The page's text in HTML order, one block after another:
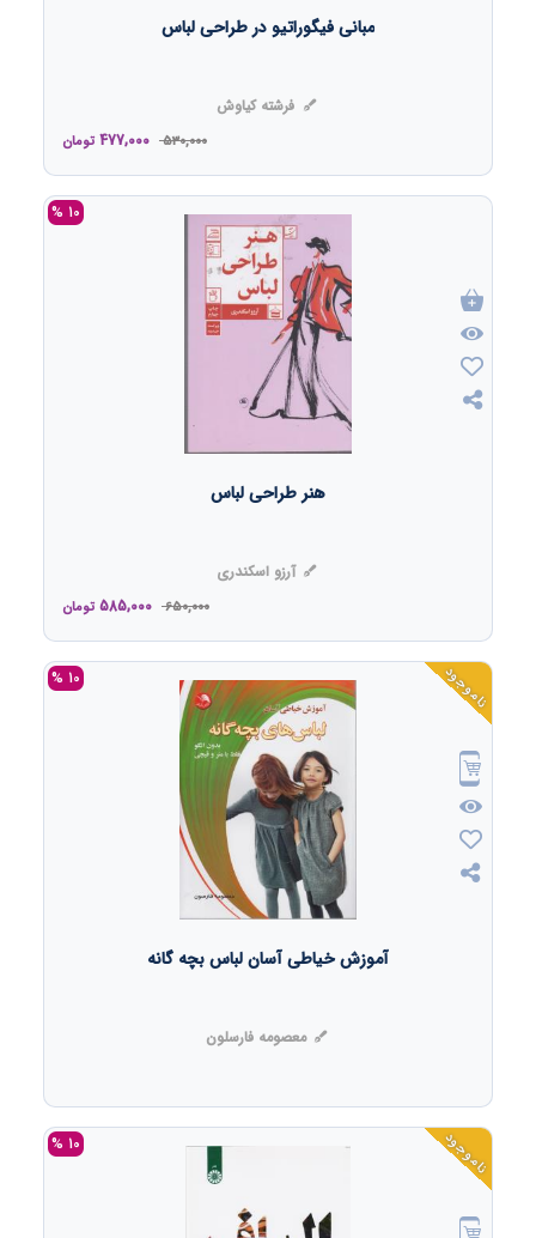
مبانی فیگوراتیو در طراحی لباس
فرشته کیاوش
530,000
477,000 تومان
10 %
هنر طراحی لباس
آرزو اسکندری
650,000
585,000 تومان
ناموجود 10 %
آموزش خیاطی آسان لباس بچه گانه
معصومه فارسلون
ناموجود 10 %